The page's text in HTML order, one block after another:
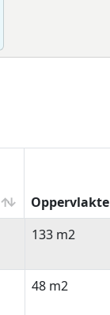
Oppervlakte
Oppervlakte
133 m2
48 m2